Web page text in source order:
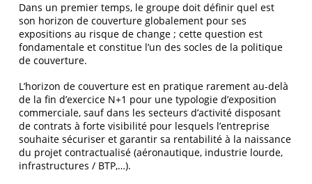
Dans un premier temps, le groupe doit définir quel est
son horizon de couverture globalement pour ses
expositions au risque de change ; cette question est
fondamentale et constitue l’un des socles de la politique
de couverture.
L’horizon de couverture est en pratique rarement au-delà
de la fin d’exercice N+1 pour une typologie d’exposition
commerciale, sauf dans les secteurs d’activité disposant
de contrats à forte visibilité pour lesquels l’entreprise
souhaite sécuriser et garantir sa rentabilité à la naissance
du projet contractualisé (aéronautique, industrie lourde,
infrastructures / BTP,…).